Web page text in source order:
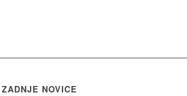
ZADNJE NOVICE